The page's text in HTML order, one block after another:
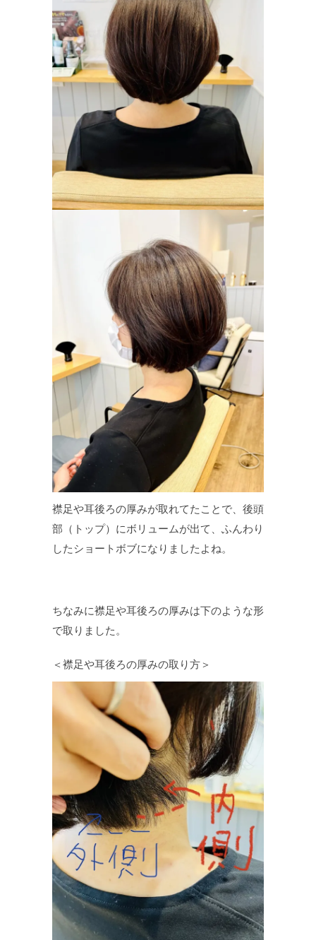
襟足や耳後ろの厚みが取れてたことで、後頭
部（トップ）にボリュームが出て、ふんわり
したショートボブになりましたよね。
ちなみに襟足や耳後ろの厚みは下のような形
で取りました。
＜襟足や耳後ろの厚みの取り方＞